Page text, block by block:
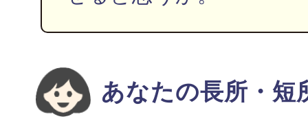
あなたの長所・短